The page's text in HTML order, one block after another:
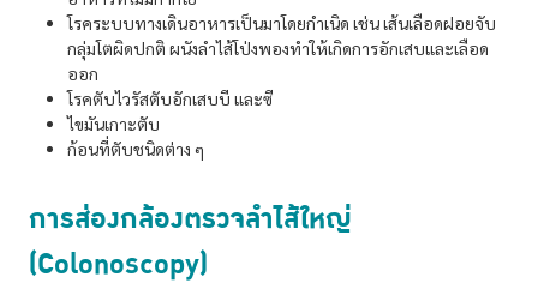
โรคระบบทางเดินอาหารเป็นมาโดยกำเนิด เช่น เส้นเลือดฝอยจับ
กลุ่มโตผิดปกติ ผนังลำไส้โป่งพองทำให้เกิดการอักเสบและเลือด
ออก
โรคตับไวรัสตับอักเสบบี และซี
ไขมันเกาะตับ
ก้อนที่ตับชนิดต่าง ๆ
การส่องกล้องตรวจลำไส้ใหญ่
(Colonoscopy)